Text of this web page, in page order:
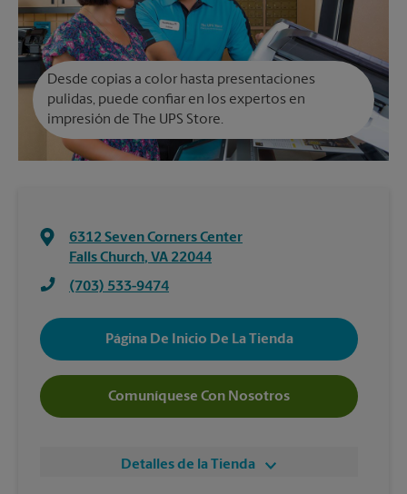
Desde copias a color hasta presentaciones
pulidas, puede confiar en los expertos en
impresión de The UPS Store.
6312 Seven Corners Center
Falls Church, VA 22044
(703) 533-9474
Página De Inicio De La Tienda
Comuníquese Con Nosotros
Detalles de la Tienda